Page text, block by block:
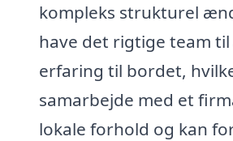
kompleks strukturel
have det rigtige team
erfaring til bordet,
samarbejde med et
lokale forhold og kan